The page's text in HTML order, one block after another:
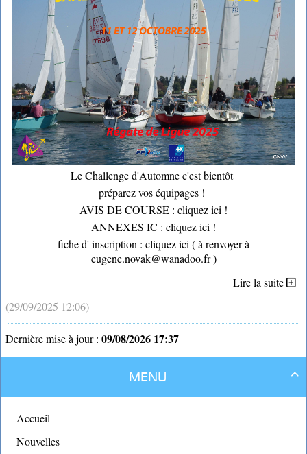

Menu
Accueil
Nouvelles
Le Challenge d'Automne c'est bientôt
préparez vos équipages !
AVIS DE COURSE : cliquez ici !
ANNEXES IC : cliquez ici !
fiche d' inscription : cliquez ici ( à renvoyer à
eugene.novak@wanadoo.fr )
Lire la suite
(29/09/2025 12:06)
Dernière mise à jour : 09/08/2026 17:37